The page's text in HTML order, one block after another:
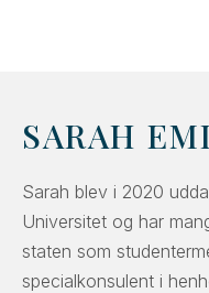
SARAH
Sarah blev i 2020
Universitet og har
staten som
specialkonsulent i